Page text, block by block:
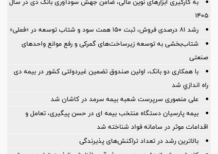
۱۴۰۵
رشد ۸۱ درصدی فروش، ثبت ۱۵۰ همت سود و شتاب توسعه در «فملی»
شتاب‌بخشی به توسعه زیرساخت‌های گمركی و رفع موانع واحدهای
صنعتی
با همکاری دو بانک، اولین صندوق تضمین غیردولتی کشور در بیمه دی
راه اندازي شد
علی منصوری سرپرست شعبه بیمه سرمد در کاشان شد
بیمه پارسیان دستگاه منتخب بیمه ای در حسن پیگیری، تعامل و
اقدامات موثر در سامانه فواد شناخته شد
بالاترین رشد در تعداد تراکنش‌های پذیرندگی